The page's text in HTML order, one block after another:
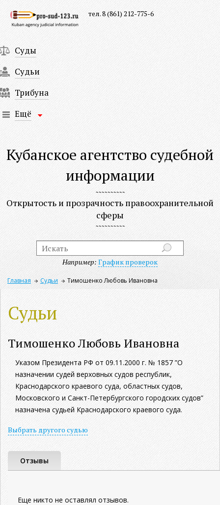
Суды
Судьи
Трибуна
Ещё
тел. 8 (861) 212-775-6
Кубанское агентство судебной
информации
Открытость и прозрачность правоохранительной
сферы
Например: График проверок
Главная Судьи Тимошенко Любовь Ивановна
Судьи
Тимошенко Любовь Ивановна
Указом Президента РФ от 09.11.2000 г. № 1857 ”О
назначении судей верховных судов республик,
Краснодарского краевого суда, областных судов,
Московского и Санкт-Петербургского городских судов”
назначена судьей Краснодарского краевого суда.
Выбрать другого судью
Отзывы
Еще никто не оставлял отзывов.